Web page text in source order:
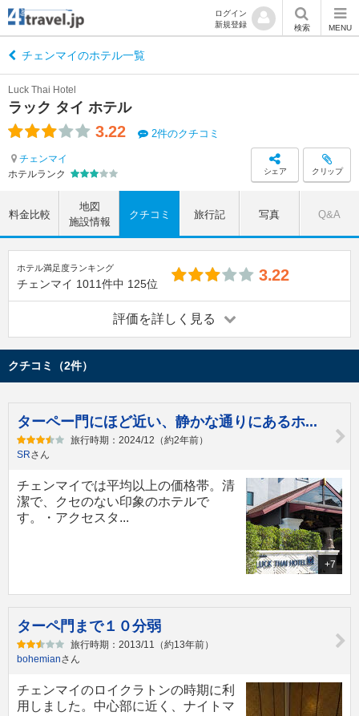
ログイン
新規登録
検索 MENU
チェンマイのホテル一覧
ラック タイ ホテル
Luck Thai Hotel
3.22 2件のクチコミ
チェンマイ
ホテルランク
シェア クリップ
料金比較
地図
施設情報
クチコミ 旅行記 写真 Q&A
ホテル満足度ランキング
チェンマイ 1011件中 125位 3.22
評価を詳しく見る
クチコミ（2件）
ターペー門にほど近い、静かな通りにあるホ...
旅行時期：2024/12（約2年前）
SRさん
+7
チェンマイでは平均以上の価格帯。清
潔で、クセのない印象のホテルで
す。・アクセスタ...
ターペ門まで１０分弱
旅行時期：2013/11（約13年前）
bohemianさん
チェンマイのロイクラトンの時期に利
用しました。中心部に近く、ナイトマ